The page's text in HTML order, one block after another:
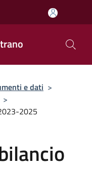
e dati >
>
2025